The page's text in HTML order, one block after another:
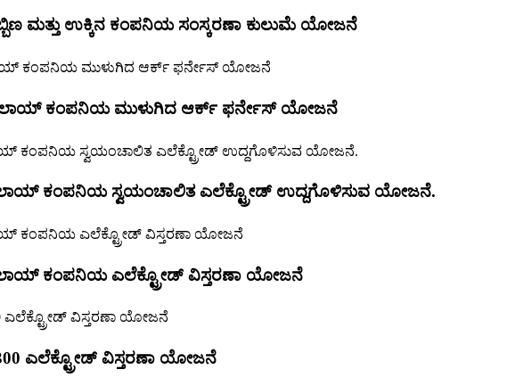
ಕಬ್ಬಿಣ ಮತ್ತು ಉಕ್ಕಿನ ಕಂಪನಿಯ ಸಂಸ್ಕರಣಾ ಕುಲುಮೆ ಯೋಜನೆ
ಕಂಪನಿಯ ಮುಳುಗಿದ ಆರ್ಕ್ ಫರ್ನೇಸ್ ಯೋಜನೆ
ಕಂಪನಿಯ ಸ್ವಯಂಚಾಲಿತ ಎಲೆಕ್ಟ್ರೋಡ್ ಉದ್ದಗೊಳಿಸುವ ಯೋಜನೆ.
ಕಂಪನಿಯ ಎಲೆಕ್ಟ್ರೋಡ್ ವಿಸ್ತರಣಾ ಯೋಜನೆ
ಎಲೆಕ್ಟ್ರೋಡ್ ವಿಸ್ತರಣಾ ಯೋಜನೆ